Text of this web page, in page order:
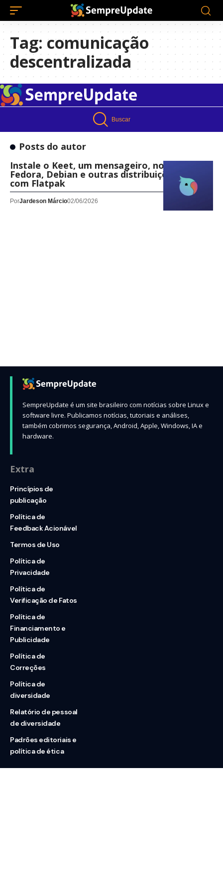
Tag: comunicação
descentralizada
Buscar
Posts do autor
Instale o Keet, um mensageiro, no Ubuntu,
Fedora, Debian e outras distribuições Linux
com Flatpak
PorJardeson Márcio02/06/2026
SempreUpdate é um site brasileiro com notícias sobre Linux e
software livre. Publicamos notícias, tutoriais e análises,
também cobrimos segurança, Android, Apple, Windows, IA e
hardware.
Extra
Princípios de
publicação
Política de
Feedback Acionável
Termos de Uso
Política de
Privacidade
Política de
Verificação de Fatos
Política de
Financiamento e
Publicidade
Política de
Correções
Política de
diversidade
Relatório de pessoal
de diversidade
Padrões editoriais e
política de ética